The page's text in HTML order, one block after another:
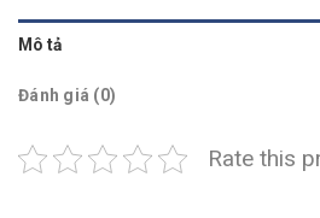
Mô tả
Đánh giá (0)
Rate this